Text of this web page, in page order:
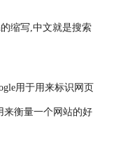
的缩写,中文就是搜索
用于用来标识网页
来衡量一个网站的好